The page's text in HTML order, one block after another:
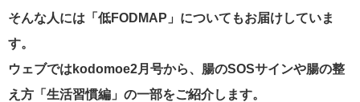
そんな人には「低FODMAP」についてもお届けしていま
す。
ウェブではkodomoe2月号から、腸のSOSサインや腸の整
え方「生活習慣編」の一部をご紹介します。